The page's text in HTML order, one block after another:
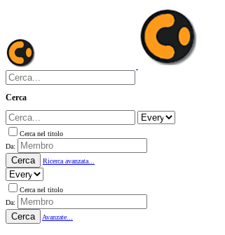
Cerca
Cerca nel titolo
Da:
Cerca Ricerca avanzata...
Cerca nel titolo
Da:
Cerca Avanzate...